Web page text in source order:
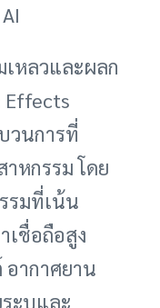
เหลวและผลก
Effects
วนการที่
หกรรม โดย
รมที่เน้น
เชื่อถือสูง
ากาศยาน
ะบุและ